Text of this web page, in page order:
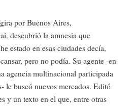
por Buenos Aires,
descubrió la amnesia que
estado en esas ciudades decía,
pero no podía. Su agente -en
agencia multinacional participada
le buscó nuevos mercados. Editó
y un texto en el que, entre otras